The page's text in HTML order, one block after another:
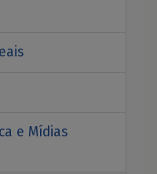
e Mídias